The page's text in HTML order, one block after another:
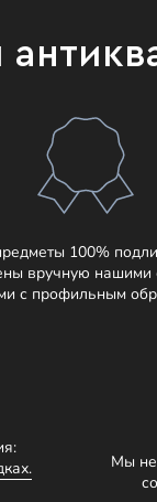
100%
вручную нашими
с профильным
Мы